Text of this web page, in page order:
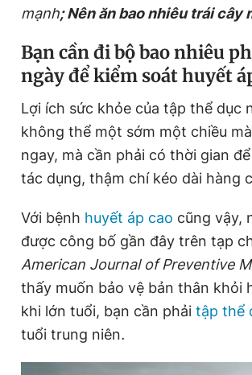
Đọc Thanh Niên trên điện thoại
Theo dõi báo trên
Hotline
0906 645 777
Liên hệ
0908 780 404
Đặt báo Quảng cáo RSS Tòa soạn
Tổng biên tập: Nguyễn Ngọc Toàn
Phó tổng biên tập thường trực: Hải Thành
mạnh; Nên ăn bao nhiêu trái cây
Bạn cần đi bộ bao nhiêu
ngày để kiểm soát huyết
Lợi ích sức khỏe của tập thể dục
không thể một sớm một chiều
ngay, mà cần phải có thời gian
tác dụng, thậm chí kéo dài hàng
Với bệnh huyết áp cao cũng vậy,
được công bố gần đây trên tạp
American Journal of Preventive
thấy muốn bảo vệ bản thân khỏi
khi lớn tuổi, bạn cần phải tập thể
tuổi trung niên.